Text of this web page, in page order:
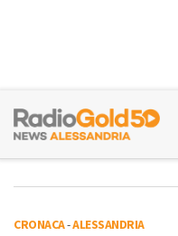
CRONACA-ALESSANDRIA